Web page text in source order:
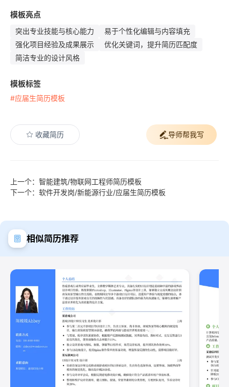
模板亮点
突出专业技能与核心能力
易于个性化编辑与内容填充
强化项目经验及成果展示
优化关键词，提升简历匹配度
简洁专业的设计风格
模板标签
#应届生简历模板
收藏简历 导师帮我写
上一个：智能建筑/物联网工程师简历模板
下一个：软件开发岗/新能源行业/应届生简历模板
相似简历推荐